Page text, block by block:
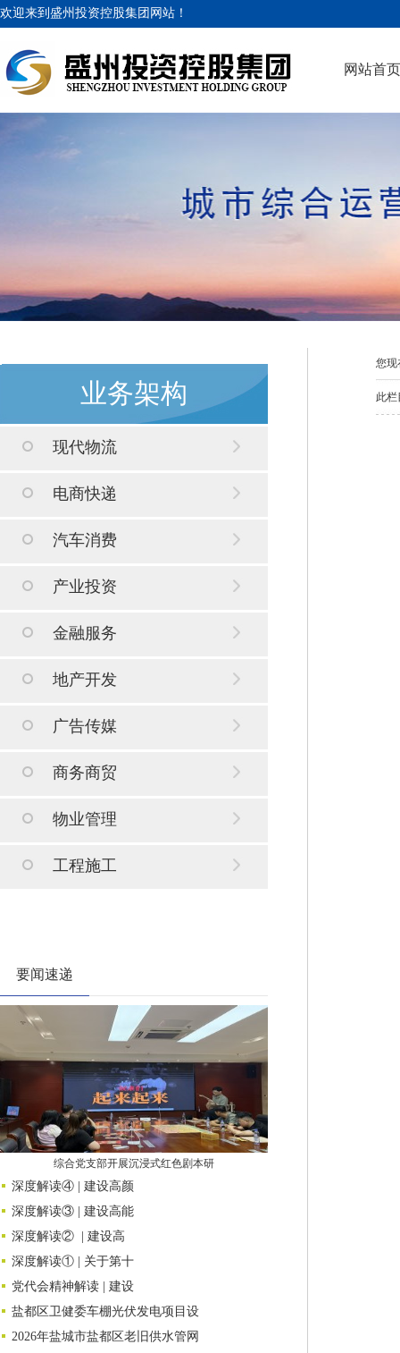
欢迎来到盛州投资控股集团网站！
网站首页
业务架构
现代物流
电商快递
汽车消费
产业投资
金融服务
地产开发
广告传媒
商务商贸
物业管理
工程施工
要闻速递
综合党支部开展沉浸式红色剧本研
深度解读④ | 建设高颜
深度解读③ | 建设高能
深度解读② | 建设高
深度解读① | 关于第十
党代会精神解读 | 建设
盐都区卫健委车棚光伏发电项目设
2026年盐城市盐都区老旧供水管网
您
此